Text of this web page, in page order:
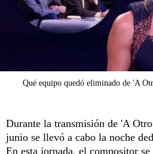
Qué equipo quedó eliminado de 'A
Durante la transmisión de 'A
junio se llevó a cabo la noche
En esta jornada, el compositor